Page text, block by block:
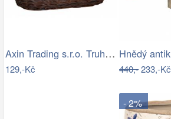
Axin Trading s.r.o. Truhlík vrbový…
129,-Kč 440,-233,-Kč
- 2%